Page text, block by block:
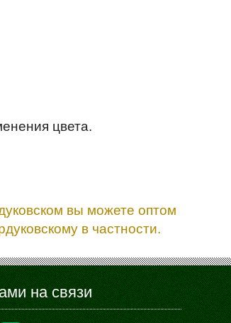
цвета.
вы можете оптом
в частности.
на связи